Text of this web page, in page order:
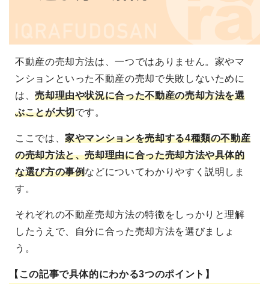
不動産の売却方法は、一つではありません。家やマ
ンションといった不動産の売却で失敗しないために
は、売却理由や状況に合った不動産の売却方法を選
ぶことが大切です。
ここでは、家やマンションを売却する4種類の不動産
の売却方法と、売却理由に合った売却方法や具体的
な選び方の事例などについてわかりやすく説明しま
す。
それぞれの不動産売却方法の特徴をしっかりと理解
したうえで、自分に合った売却方法を選びましょ
う。
【この記事で具体的にわかる3つのポイント】